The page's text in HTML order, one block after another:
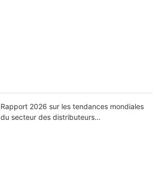
Rapport 2026 sur les tendances mondiales
du secteur des distributeurs